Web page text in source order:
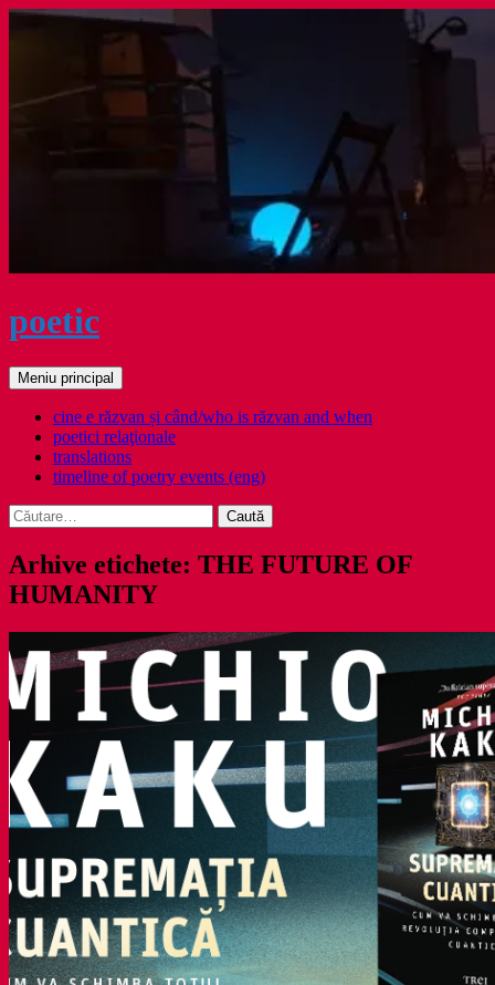
Sari
poetic
Caută
Meniu principal
cine e răzvan și când/who is răzvan and when
poetici relaţionale
translations
timeline of poetry events (eng)
Caută
după:
Arhive etichete: THE FUTURE OF
HUMANITY